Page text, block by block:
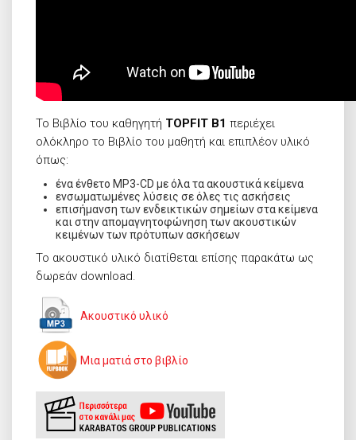
Το Βιβλίο του καθηγητή TOPFIT Β1 περιέχει
ολόκληρο το Βιβλίο του μαθητή και επιπλέον υλικό
όπως:
ένα ένθετο MP3-CD με όλα τα ακουστικά κείμενα
ενσωματωμένες λύσεις σε όλες τις ασκήσεις
επισήμανση των ενδεικτικών σημείων στα κείμενα
και στην απομαγνητοφώνηση των ακουστικών
κειμένων των πρότυπων ασκήσεων
Το ακουστικό υλικό διατίθεται επίσης παρακάτω ως
δωρεάν download.
Ακουστικό υλικό
Μια ματιά στο βιβλίο